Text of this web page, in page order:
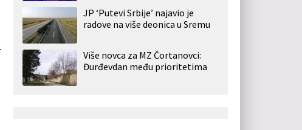
JP ‘Putevi Srbije’ najavio je
radove na više deonica u Sremu
Više novca za MZ Čortanovci:
Đurđevdan među prioritetima